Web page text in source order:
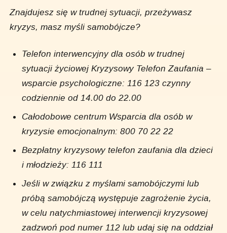
Znajdujesz się w trudnej sytuacji, przeżywasz
kryzys, masz myśli samobójcze?
Telefon interwencyjny dla osób w trudnej
sytuacji życiowej Kryzysowy Telefon Zaufania –
wsparcie psychologiczne: 116 123 czynny
codziennie od 14.00 do 22.00
Całodobowe centrum Wsparcia dla osób w
kryzysie emocjonalnym: 800 70 22 22
Bezpłatny kryzysowy telefon zaufania dla dzieci
i młodzieży: 116 111
Jeśli w związku z myślami samobójczymi lub
próbą samobójczą występuje zagrożenie życia,
w celu natychmiastowej interwencji kryzysowej
zadzwoń pod numer 112 lub udaj się na oddział